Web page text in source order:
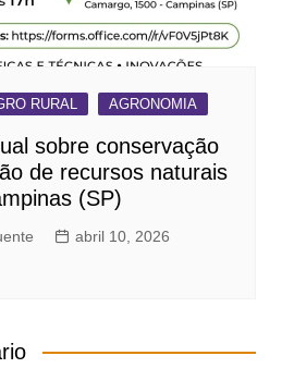
RURAL AGRONOMIA
sobre conservação
de recursos naturais
(SP)
abril 10, 2026